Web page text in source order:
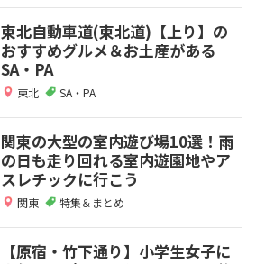
東北自動車道(東北道)【上り】の
おすすめグルメ＆お土産がある
SA・PA
東北 SA・PA
関東の大型の室内遊び場10選！雨
の日も走り回れる室内遊園地やア
スレチックに行こう
関東 特集＆まとめ
【原宿・竹下通り】小学生女子に